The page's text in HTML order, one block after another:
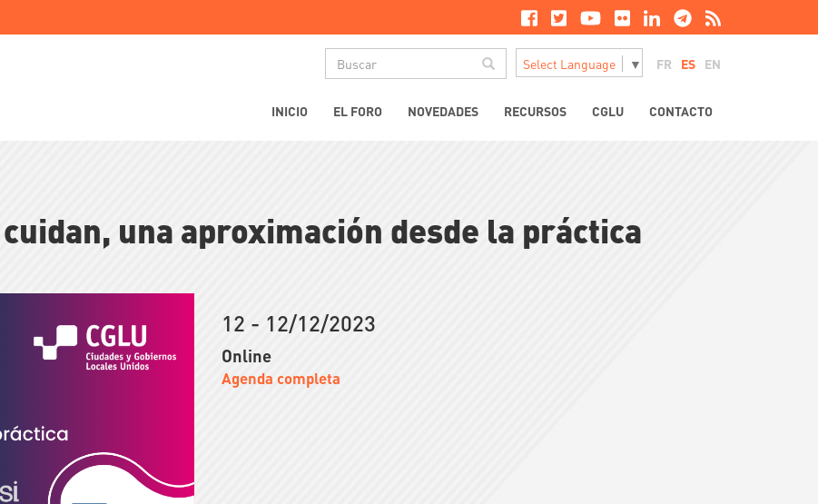
Buscar Select Language ▼ FR ES EN
Main
INICIO EL FORO NOVEDADES RECURSOS CGLU CONTACTO
una aproximación desde la práctica
12 - 12/12/2023
Online
Agenda completa